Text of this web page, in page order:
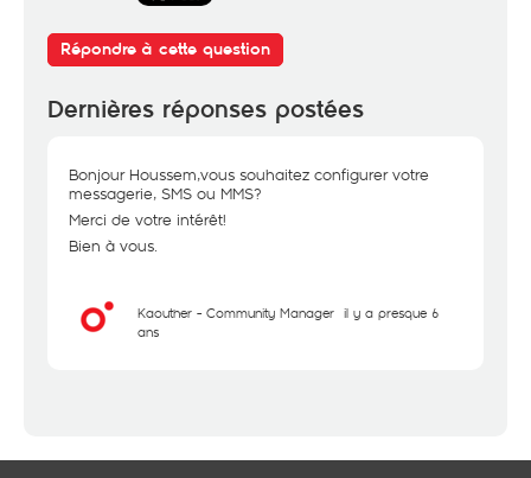
Répondre à cette question
Dernières réponses postées
Bonjour Houssem,vous souhaitez configurer votre
messagerie, SMS ou MMS?
Merci de votre intérêt!
Bien à vous.
Kaouther - Community Manager il y a presque 6
ans